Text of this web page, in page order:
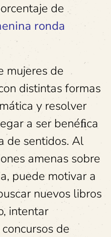
de
ronda
mujeres de
distintas formas
y resolver
a ser benéﬁca
de sentidos. Al
amenas sobre
puede motivar a
nuevos libros
intentar
de